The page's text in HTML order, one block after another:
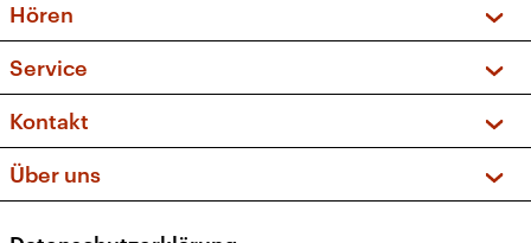
Sendungen und Podcasts
Musikliste
Kakadu – Das Kinderprogramm
Hören
Frequenzen (UKW + DAB+)
Service
FAQ
Apps
Newsletter
Kontakt
Social Media
Über uns